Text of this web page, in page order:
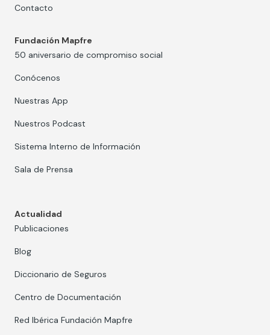
Contacto
Fundación Mapfre
50 aniversario de compromiso social
Conócenos
Nuestras App
Nuestros Podcast
Sistema Interno de Información
Sala de Prensa
Actualidad
Publicaciones
Blog
Diccionario de Seguros
Centro de Documentación
Red Ibérica Fundación Mapfre